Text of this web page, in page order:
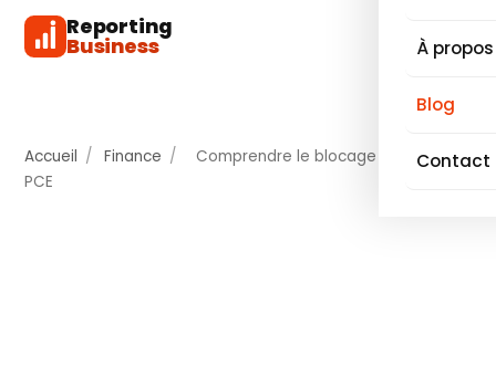
Reporting
Business À
Blog
Contact
Accueil / Finance /
Comprendre le blocage des fonds
PCE